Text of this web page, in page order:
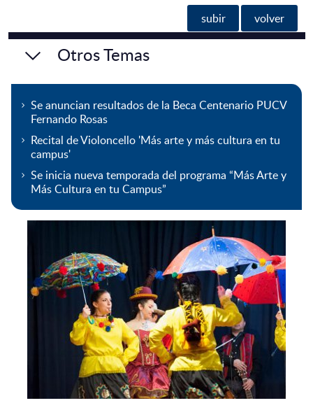
subir volver
Otros Temas
Se anuncian resultados de la Beca Centenario PUCV
Fernando Rosas
Recital de Violoncello 'Más arte y más cultura en tu
campus'
Se inicia nueva temporada del programa “Más Arte y
Más Cultura en tu Campus”